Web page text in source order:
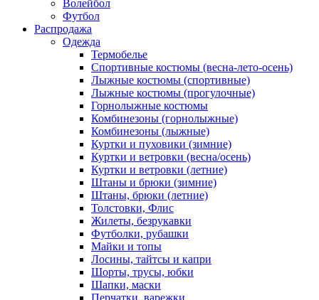
Волейбол
Футбол
Распродажа
Одежда
Термобелье
Спортивные костюмы (весна-лето-осень)
Лыжные костюмы (спортивные)
Лыжные костюмы (прогулочные)
Горнолыжные костюмы
Комбинезоны (горнолыжные)
Комбинезоны (лыжные)
Куртки и пуховики (зимние)
Куртки и ветровки (весна/осень)
Куртки и ветровки (летние)
Штаны и брюки (зимние)
Штаны, брюки (летние)
Толстовки, Флис
Жилеты, безрукавки
Футболки, рубашки
Майки и топы
Лосины, тайтсы и капри
Шорты, трусы, юбки
Шапки, маски
Перчатки, варежки